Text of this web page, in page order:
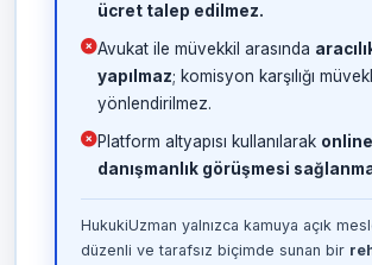
ücret talep edilmez.
Avukat ile müvekkil arasında
yapılmaz; komisyon karşılığı
yönlendirilmez.
Platform altyapısı kullanılarak online
danışmanlık görüşmesi
HukukiUzman yalnızca kamuya açık
düzenli ve tarafsız biçimde sunan bir